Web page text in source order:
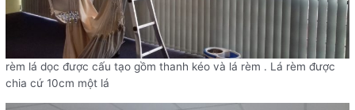
rèm lá dọc được cấu tạo gồm thanh kéo và lá rèm . Lá rèm được
chia cứ 10cm một lá